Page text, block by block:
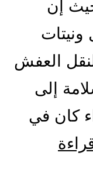
إن
العفش
إلى
كان في